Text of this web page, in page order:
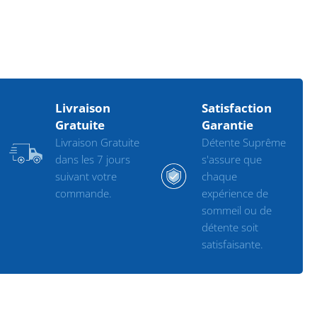
Livraison
Gratuite
Livraison Gratuite
dans les 7 jours
suivant votre
commande.
Satisfaction
Garantie
Détente Suprême
s'assure que
chaque
expérience de
sommeil ou de
détente soit
satisfaisante.